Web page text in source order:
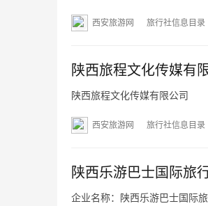
西安旅游网 旅行社信息目录
陕西旅程文化传媒有
陕西旅程文化传媒有限公司
西安旅游网 旅行社信息目录
陕西乐游巴士国际旅
企业名称：陕西乐游巴士国际